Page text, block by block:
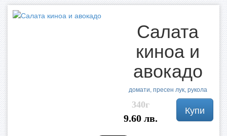
Салата
киноа и
авокадо
домати, пресен лук, рукола
340г
9.60 лв.
Купи